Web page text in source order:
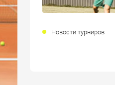
Новости турниров